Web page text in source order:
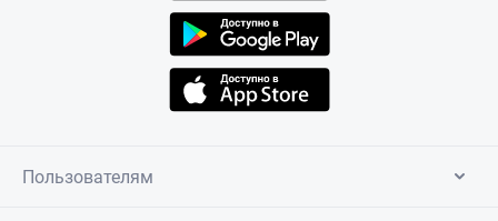
Пользователям